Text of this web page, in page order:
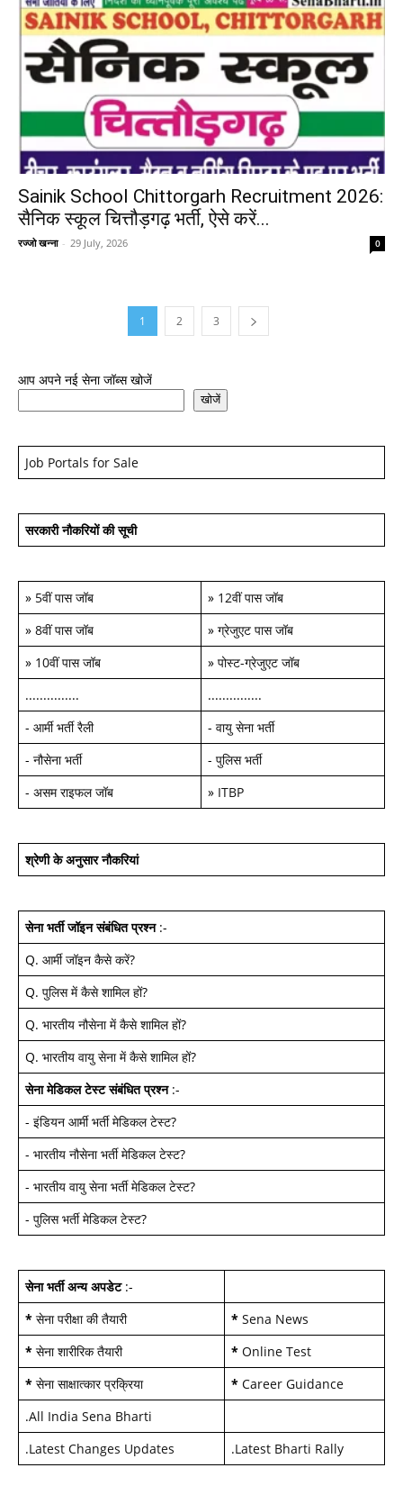
Sainik School Chittorgarh Recruitment 2026:
सैनिक स्कूल चित्तौड़गढ़ भर्ती, ऐसे करें...
रज्जो खन्ना - 29 July, 2026 0
1 2 3
आप अपने नई सेना जॉब्स खोजें
खोजें
Job Portals for Sale
सरकारी नौकरियों की सूची
» 5वीं पास जॉब » 12वीं पास जॉब
» 8वीं पास जॉब » ग्रेजुएट पास जॉब
» 10वीं पास जॉब » पोस्ट-ग्रेजुएट जॉब
...............
...............
- आर्मी भर्ती रैली - वायु सेना भर्ती
- नौसेना भर्ती - पुलिस भर्ती
- असम राइफल जॉब » ITBP
श्रेणी के अनुसार नौकरियां
सेना भर्ती जॉइन संबंधित प्रश्न:-
Q. आर्मी जॉइन कैसे करें?
Q. पुलिस में कैसे शामिल हों?
Q. भारतीय नौसेना में कैसे शामिल हों?
Q. भारतीय वायु सेना में कैसे शामिल हों?
सेना मेडिकल टेस्ट संबंधित प्रश्न:-
- इंडियन आर्मी भर्ती मेडिकल टेस्ट?
- भारतीय नौसेना भर्ती मेडिकल टेस्ट?
- भारतीय वायु सेना भर्ती मेडिकल टेस्ट?
- पुलिस भर्ती मेडिकल टेस्ट?
सेना भर्ती अन्य अपडेट:-
* सेना परीक्षा की तैयारी * Sena News
* सेना शारीरिक तैयारी * Online Test
* सेना साक्षात्कार प्रक्रिया * Career Guidance
.All India Sena Bharti
.Latest Changes Updates .Latest Bharti Rally